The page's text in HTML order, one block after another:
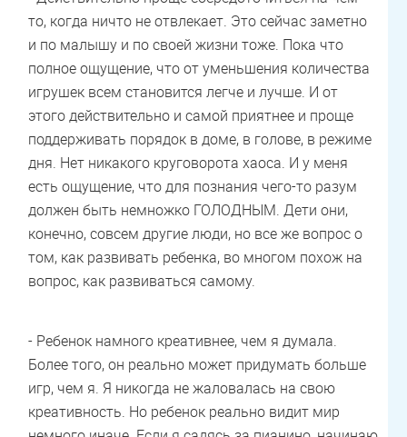
то, когда ничто не отвлекает. Это сейчас заметно
и по малышу и по своей жизни тоже. Пока что
полное ощущение, что от уменьшения количества
игрушек всем становится легче и лучше. И от
этого действительно и самой приятнее и проще
поддерживать порядок в доме, в голове, в режиме
дня. Нет никакого круговорота хаоса. И у меня
есть ощущение, что для познания чего-то разум
должен быть немножко ГОЛОДНЫМ. Дети они,
конечно, совсем другие люди, но все же вопрос о
том, как развивать ребенка, во многом похож на
вопрос, как развиваться самому.
- Ребенок намного креативнее, чем я думала.
Более того, он реально может придумать больше
игр, чем я. Я никогда не жаловалась на свою
креативность. Но ребенок реально видит мир